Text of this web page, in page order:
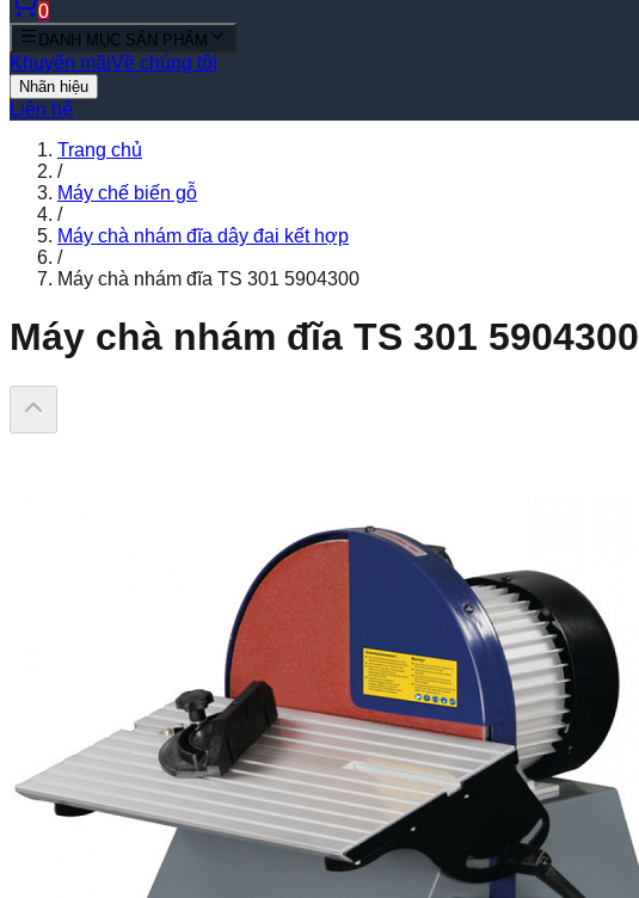
0
DANH MỤC SẢN PHẨM
Khuyến mãiVề chúng tôi
Nhãn hiệu
Liên hệ
Trang chủ
/
Máy chế biến gỗ
/
Máy chà nhám đĩa dây đai kết hợp
/
Máy chà nhám đĩa TS 301 5904300
Máy chà nhám đĩa TS 301 5904300